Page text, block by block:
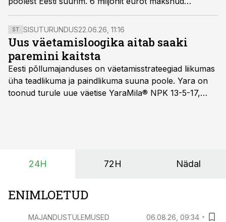
lisatehase rajamise eesmärk on suurendada
väärindatud turba eksporti välisturgudele.
ST SISUTURUNDUS22.06.26, 11:16
Uus väetamisloogika aitab saaki
paremini kaitsta
Eesti põllumajanduses on väetamisstrateegiad liikumas
üha teadlikuma ja paindlikuma suuna poole. Yara on
toonud turule uue väetise YaraMila® NPK 13-5-17,
24H 72H Nädal
ENIMLOETUD
MAJANDUSTULEMUSED 06.08.26, 09:34